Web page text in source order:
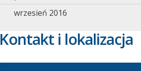
wrzesień 2016
Kontakt i lokalizacja